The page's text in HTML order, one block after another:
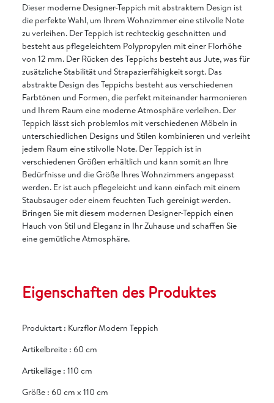
Dieser moderne Designer-Teppich mit abstraktem Design ist
die perfekte Wahl, um Ihrem Wohnzimmer eine stilvolle Note
zu verleihen. Der Teppich ist rechteckig geschnitten und
besteht aus pflegeleichtem Polypropylen mit einer Florhöhe
von 12 mm. Der Rücken des Teppichs besteht aus Jute, was für
zusätzliche Stabilität und Strapazierfähigkeit sorgt. Das
abstrakte Design des Teppichs besteht aus verschiedenen
Farbtönen und Formen, die perfekt miteinander harmonieren
und Ihrem Raum eine moderne Atmosphäre verleihen. Der
Teppich lässt sich problemlos mit verschiedenen Möbeln in
unterschiedlichen Designs und Stilen kombinieren und verleiht
jedem Raum eine stilvolle Note. Der Teppich ist in
verschiedenen Größen erhältlich und kann somit an Ihre
Bedürfnisse und die Größe Ihres Wohnzimmers angepasst
werden. Er ist auch pflegeleicht und kann einfach mit einem
Staubsauger oder einem feuchten Tuch gereinigt werden.
Bringen Sie mit diesem modernen Designer-Teppich einen
Hauch von Stil und Eleganz in Ihr Zuhause und schaffen Sie
eine gemütliche Atmosphäre.
Eigenschaften des Produktes
Produktart : Kurzflor Modern Teppich
Artikelbreite : 60 cm
Artikelläge : 110 cm
Größe : 60 cm x 110 cm